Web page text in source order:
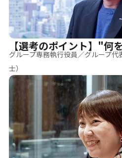
【選考のポイント】"何
グループ専務執行役員／グループ
士）